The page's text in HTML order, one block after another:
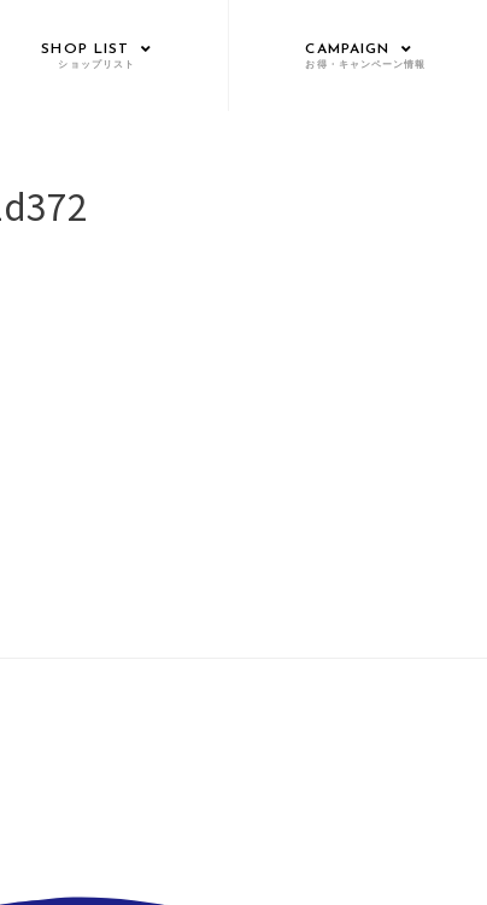
SHOP LIST
ショップリスト
CAMPAIGN
お得・キャンペーン情報